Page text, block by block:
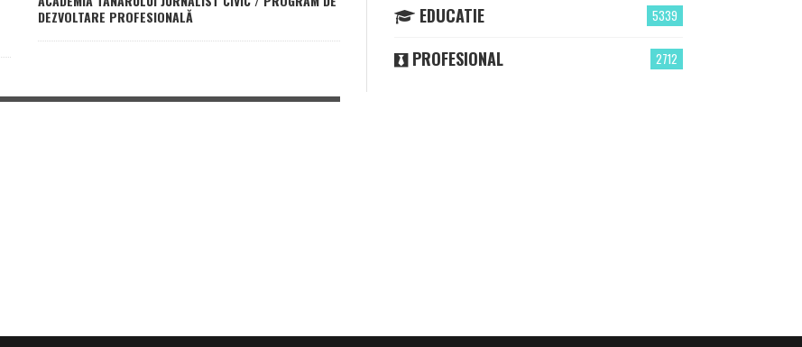
DEZVOLTARE PROFESIONALĂ
5339
EDUCATIE
2712
PROFESIONAL